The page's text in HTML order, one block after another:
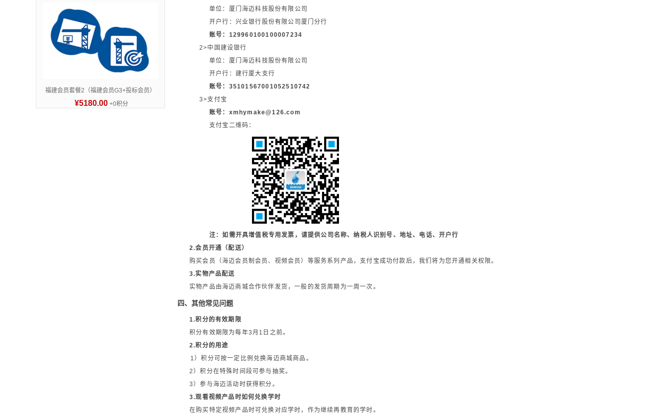
福建会员套餐2（福建会员G3+投标会员）
¥5180.00 +0积分
单位：厦门海迈科技股份有限公司
开户行：兴业银行股份有限公司厦门分行
账号：129960100100007234
2>中国建设银行
单位：厦门海迈科技股份有限公司
开户行：建行厦大支行
账号：35101567001052510742
3>支付宝
账号：xmhymake@126.com
支付宝二维码：
注：如需开具增值税专用发票，请提供公司名称、纳税人识别号、地址、电话、开户行
2.会员开通（配送）
购买会员（海迈会员制会员、视频会员）等服务系列产品，支付宝成功付款后，我们将为您开通相关权限。
3.实物产品配送
实物产品由海迈商城合作伙伴发货，一般的发货周期为一周一次。
四、其他常见问题
1.积分的有效期限
积分有效期限为每年3月1日之前。
2.积分的用途
1）积分可按一定比例兑换海迈商城商品。
2）积分在特殊时间段可参与抽奖。
3）参与海迈活动时获得积分。
3.观看视频产品时如何兑换学时
在购买特定视频产品时可兑换对应学时，作为继续再教育的学时。